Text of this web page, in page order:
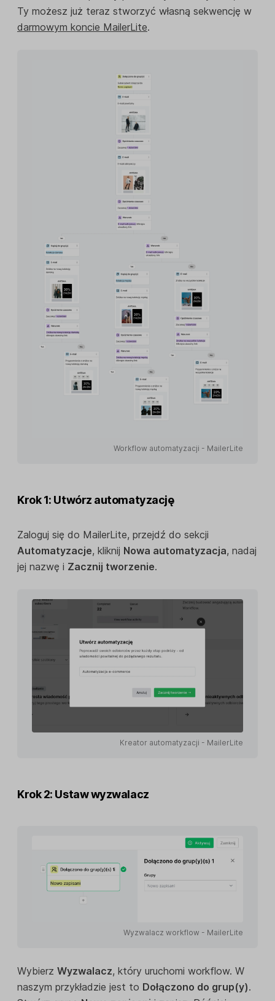
Ty możesz już teraz stworzyć własną sekwencję w
darmowym koncie MailerLite.
Workflow automatyzacji - MailerLite
Krok 1: Utwórz automatyzację
Zaloguj się do MailerLite, przejdź do sekcji
Automatyzacje, kliknij Nowa automatyzacja, nadaj
jej nazwę i Zacznij tworzenie.
Kreator automatyzacji - MailerLite
Krok 2: Ustaw wyzwalacz
Wyzwalacz workflow - MailerLite
Wybierz Wyzwalacz, który uruchomi workflow. W
naszym przykładzie jest to Dołączono do grup(y).